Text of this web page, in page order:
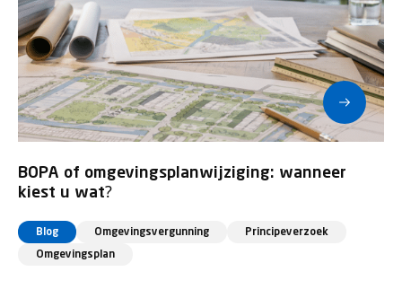
BOPA of omgevingsplanwijziging: wanneer
kiest u wat?
Blog Omgevingsvergunning Principeverzoek
Omgevingsplan